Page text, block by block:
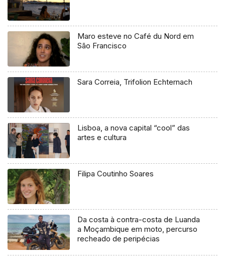
Maro esteve no Café du Nord em
São Francisco
Sara Correia, Trifolion Echternach
Lisboa, a nova capital “cool” das
artes e cultura
Filipa Coutinho Soares
Da costa à contra-costa de Luanda
a Moçambique em moto, percurso
recheado de peripécias